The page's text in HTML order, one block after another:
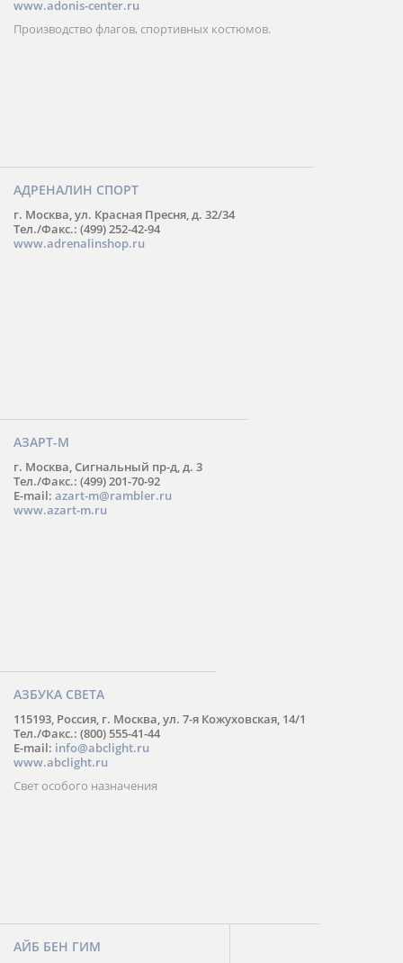
www.adonis-center.ru
Производство флагов, спортивных костюмов.
АДРЕНАЛИН СПОРТ
г. Москва, ул. Красная Пресня, д. 32/34
Тел./Факс.: (499) 252-42-94
www.adrenalinshop.ru
АЗАРТ-М
г. Москва, Сигнальный пр-д, д. 3
Тел./Факс.: (499) 201-70-92
E-mail: azart-m@rambler.ru
www.azart-m.ru
АЗБУКА СВЕТА
115193, Россия, г. Москва, ул. 7-я Кожуховская, 14/1
Тел./Факс.: (800) 555-41-44
E-mail: info@abclight.ru
www.abclight.ru
Свет особого назначения
АЙБ БЕН ГИМ